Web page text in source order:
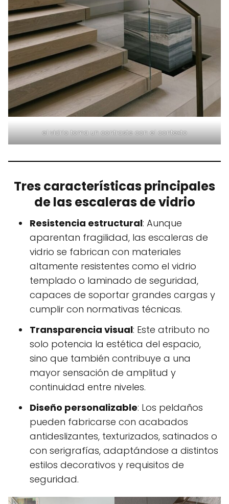
el vidrio toma un contraste con el contexto
Tres características principales
de las escaleras de vidrio
Resistencia estructural: Aunque
aparentan fragilidad, las escaleras de
vidrio se fabrican con materiales
altamente resistentes como el vidrio
templado o laminado de seguridad,
capaces de soportar grandes cargas y
cumplir con normativas técnicas.
Transparencia visual: Este atributo no
solo potencia la estética del espacio,
sino que también contribuye a una
mayor sensación de amplitud y
continuidad entre niveles.
Diseño personalizable: Los peldaños
pueden fabricarse con acabados
antideslizantes, texturizados, satinados o
con serigrafías, adaptándose a distintos
estilos decorativos y requisitos de
seguridad.